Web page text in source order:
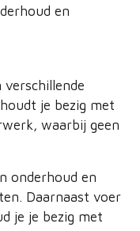
en
je bezig met
waarbij geen
onderhoud en
Daarnaast voer
je je bezig met